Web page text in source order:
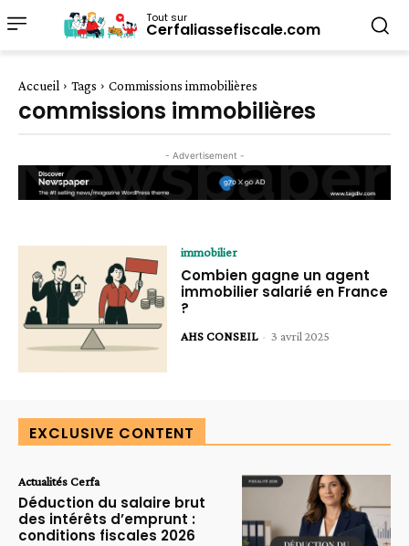
Tout sur
Cerfaliassefiscale.com
Accueil Tags Commissions immobilières
commissions immobilières
- Advertisement -
immobilier
Combien gagne un agent
immobilier salarié en France
?
AHS CONSEIL - 3 avril 2025
EXCLUSIVE CONTENT
Actualités Cerfa
Déduction du salaire brut
des intérêts d’emprunt :
conditions fiscales 2026